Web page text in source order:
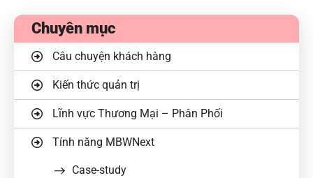
Chuyên mục
Câu chuyện khách hàng
Kiến thức quản trị
Lĩnh vực Thương Mại – Phân Phối
Tính năng MBWNext
Case-study